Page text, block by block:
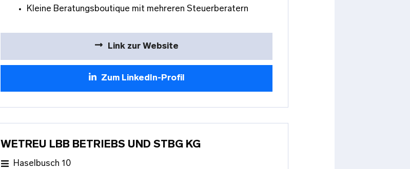
Kleine Beratungsboutique mit mehreren Steuerberatern
Link zur Website
Zum LinkedIn-Profil
WETREU LBB BETRIEBS UND STBG KG
Haselbusch 10